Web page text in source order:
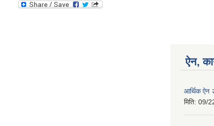
ऐन,
आर्थिक ऐन
मिति: 09/